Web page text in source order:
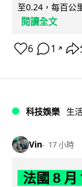
至0.24，每百公
閱讀全文
6 1 ↗
科技娛樂 生
Vin 17 小時
法國 8 月